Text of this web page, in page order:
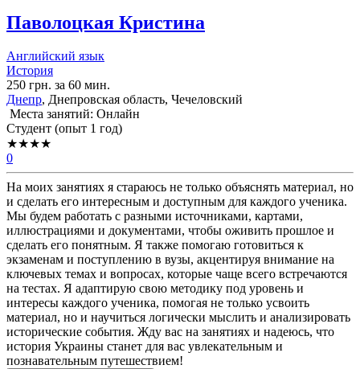
Паволоцкая Кристина
Английский язык
История
250 грн. за 60 мин.
Днепр, Днепровская область, Чечеловский
Места занятий: Онлайн
Cтудент (опыт 1 год)
★★★★
0
На моих занятиях я стараюсь не только объяснять материал, но
и сделать его интересным и доступным для каждого ученика.
Мы будем работать с разными источниками, картами,
иллюстрациями и документами, чтобы оживить прошлое и
сделать его понятным. Я также помогаю готовиться к
экзаменам и поступлению в вузы, акцентируя внимание на
ключевых темах и вопросах, которые чаще всего встречаются
на тестах. Я адаптирую свою методику под уровень и
интересы каждого ученика, помогая не только усвоить
материал, но и научиться логически мыслить и анализировать
исторические события. Жду вас на занятиях и надеюсь, что
история Украины станет для вас увлекательным и
познавательным путешествием!